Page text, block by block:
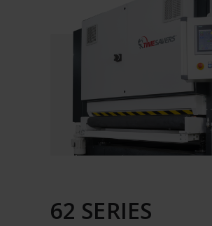
62 SERIES